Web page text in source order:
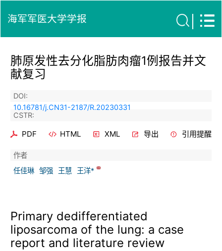
海军军医大学学报
肺原发性去分化脂肪肉瘤1例报告并文
献复习
DOI:
10.16781/j.CN31-2187/R.20230331
CSTR:
PDF HTML XML 导出 引用提醒
作者
任佳琳 邹强 王慧 王洋*
Primary dedifferentiated
liposarcoma of the lung: a case
report and literature review